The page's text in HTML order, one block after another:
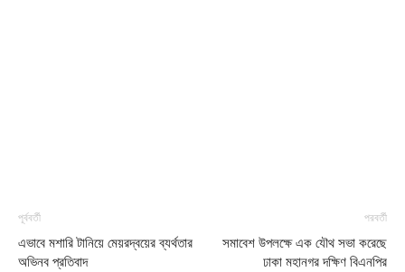
পূর্ববর্তী
এভাবে মশারি টানিয়ে মেয়রদ্বয়ের ব্যর্থতার
অভিনব প্রতিবাদ
পরবর্তী
সমাবেশ উপলক্ষে এক যৌথ সভা করেছে
ঢাকা মহানগর দক্ষিণ বিএনপির